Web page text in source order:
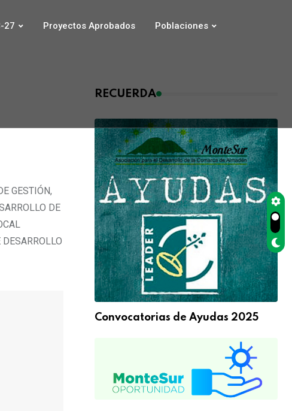
27 Proyectos Aprobados Poblaciones
GESTIÓN,
DE
RECUERDA
Convocatorias de Ayudas 2025